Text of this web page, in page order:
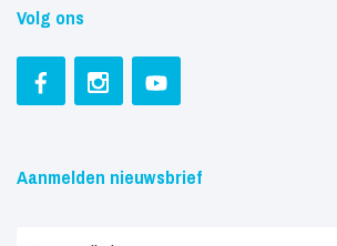
Volg ons
Aanmelden nieuwsbrief